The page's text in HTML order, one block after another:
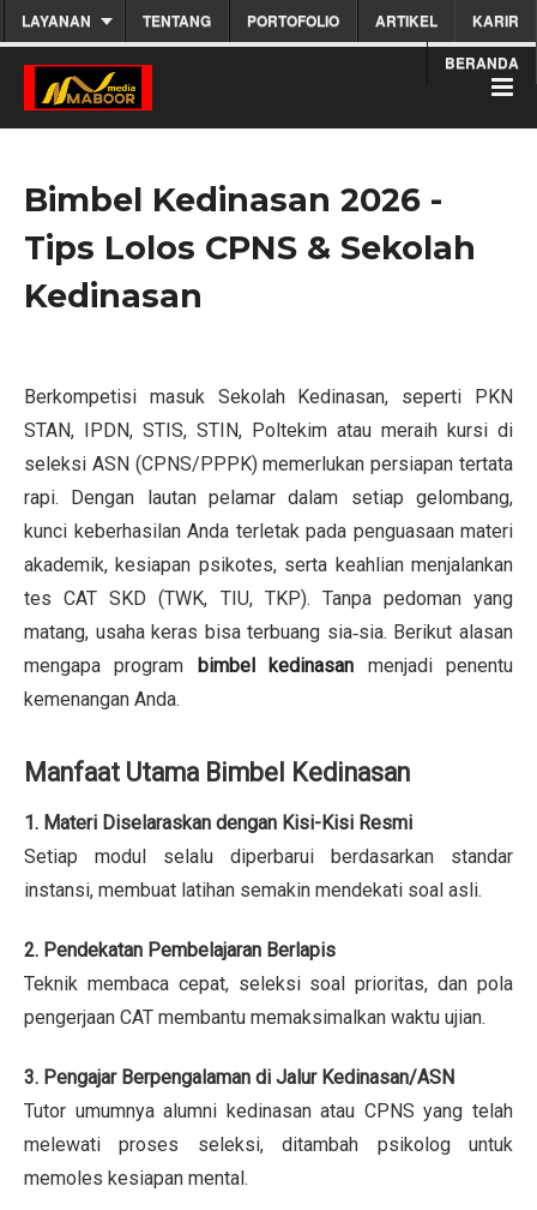
KARIR
ARTIKEL
PORTOFOLIO
TENTANG
LAYANAN
BERANDA
Bimbel Kedinasan 2026 -
Tips Lolos CPNS & Sekolah
Kedinasan
Berkompetisi masuk Sekolah Kedinasan, seperti PKN
STAN, IPDN, STIS, STIN, Poltekim atau meraih kursi di
seleksi ASN (CPNS/PPPK) memerlukan persiapan tertata
rapi. Dengan lautan pelamar dalam setiap gelombang,
kunci keberhasilan Anda terletak pada penguasaan materi
akademik, kesiapan psikotes, serta keahlian menjalankan
tes CAT SKD (TWK, TIU, TKP). Tanpa pedoman yang
matang, usaha keras bisa terbuang sia‑sia. Berikut alasan
mengapa program bimbel kedinasan menjadi penentu
kemenangan Anda.
Manfaat Utama Bimbel Kedinasan
1. Materi Diselaraskan dengan Kisi-Kisi Resmi
Setiap modul selalu diperbarui berdasarkan standar
instansi, membuat latihan semakin mendekati soal asli.
2. Pendekatan Pembelajaran Berlapis
Teknik membaca cepat, seleksi soal prioritas, dan pola
pengerjaan CAT membantu memaksimalkan waktu ujian.
3. Pengajar Berpengalaman di Jalur Kedinasan/ASN
Tutor umumnya alumni kedinasan atau CPNS yang telah
melewati proses seleksi, ditambah psikolog untuk
memoles kesiapan mental.